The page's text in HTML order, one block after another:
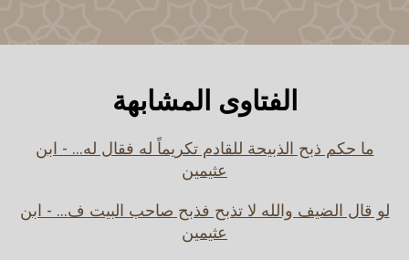
الفتاوى المشابهة
ما حكم ذبح الذبيحة للقادم تكريماً له فقال له... - ابن
عثيمين
لو قال الضيف والله لا تذبح فذبح صاحب البيت ف... - ابن
عثيمين